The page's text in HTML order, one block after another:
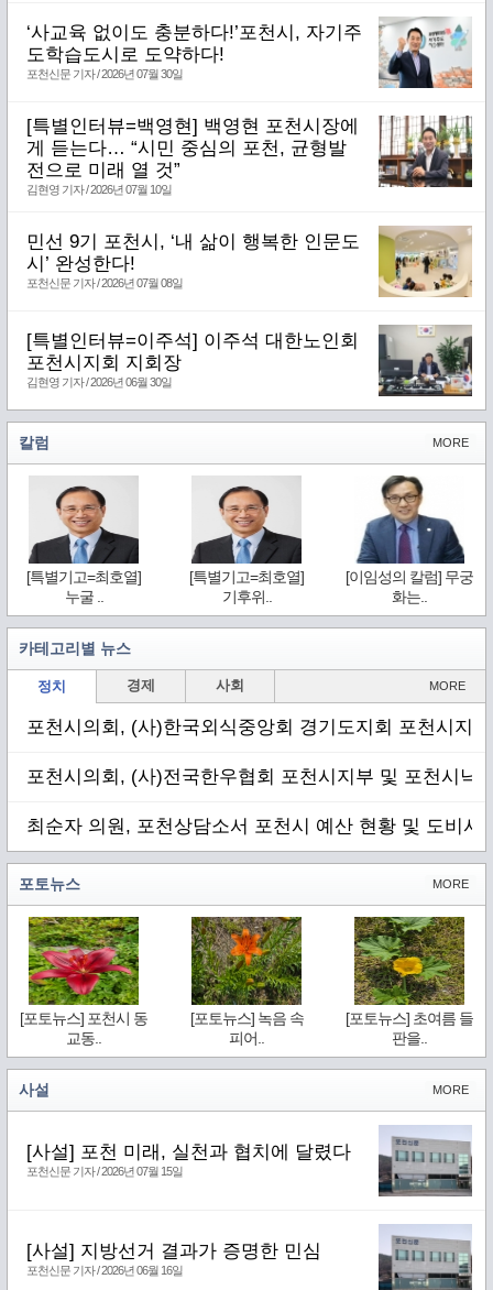
‘사교육 없이도 충분하다!’포천시, 자기주
도학습도시로 도약하다!
포천신문 기자 / 2026년 07월 30일
[특별인터뷰=백영현] 백영현 포천시장에
게 듣는다… “시민 중심의 포천, 균형발
전으로 미래 열 것”
김현영 기자 / 2026년 07월 10일
민선 9기 포천시, ‘내 삶이 행복한 인문도
시’ 완성한다!
포천신문 기자 / 2026년 07월 08일
[특별인터뷰=이주석] 이주석 대한노인회
포천시지회 지회장
김현영 기자 / 2026년 06월 30일
MORE
칼럼
[특별기고=최호열]
누굴 ..
[특별기고=최호열]
기후위..
[이임성의 칼럼] 무궁
화는..
카테고리별 뉴스
정치 경제 사회 MORE
포천시의회, (사)한국외식중앙회 경기도지회 포천시지
포천시의회, (사)전국한우협회 포천시지부 및 포천시낙
최순자 의원, 포천상담소서 포천시 예산 현황 및 도비사
MORE
포토뉴스
[포토뉴스] 포천시 동
교동..
[포토뉴스] 녹음 속
피어..
[포토뉴스] 초여름 들
판을..
MORE
사설
[사설] 포천 미래, 실천과 협치에 달렸다
포천신문 기자 / 2026년 07월 15일
[사설] 지방선거 결과가 증명한 민심
포천신문 기자 / 2026년 06월 16일